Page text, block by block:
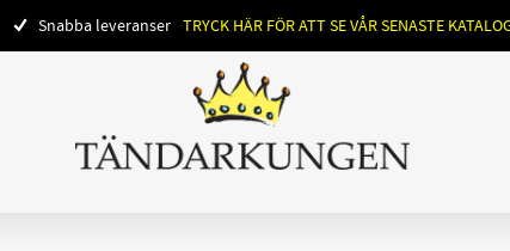
Snabba leveranser TRYCK HÄR FÖR ATT SE VÅR SENASTE